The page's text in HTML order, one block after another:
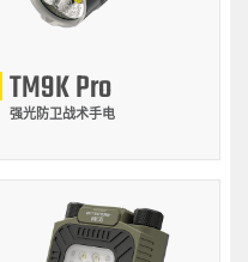
TM9K Pro
强光防卫战术手电